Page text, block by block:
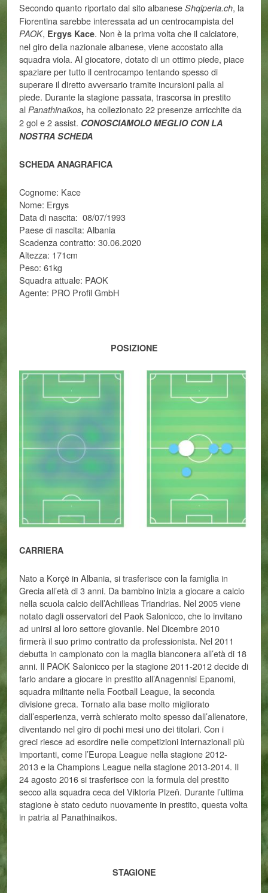
Secondo quanto riportato dal sito albaneseShqiperia.ch, la
Fiorentina sarebbe interessata ad un centrocampista del
PAOK, Ergys Kace. Non è la prima volta che il calciatore,
nel giro della nazionale albanese, viene accostato alla
squadra viola. Al giocatore, dotato di un ottimo piede, piace
spaziare per tutto il centrocampo tentando spesso di
superare il diretto avversario tramite incursioni palla al
piede. Durante la stagione passata, trascorsa in prestito
al Panathinaikos, ha collezionato 22 presenze arricchite da
2 gol e 2 assist. CONOSCIAMOLO MEGLIO CON LA
NOSTRA SCHEDA
SCHEDA ANAGRAFICA
Cognome: Kace
Nome: Ergys
Data di nascita: 08/07/1993
Paese di nascita: Albania
Scadenza contratto: 30.06.2020
Altezza: 171cm
Peso: 61kg
Squadra attuale: PAOK
Agente: PRO Profil GmbH
POSIZIONE
CARRIERA
Nato a Korçë in Albania, si trasferisce con la famiglia in
Grecia all’età di 3 anni. Da bambino inizia a giocare a calcio
nella scuola calcio dell’Achilleas Triandrias. Nel 2005 viene
notato dagli osservatori del Paok Salonicco, che lo invitano
ad unirsi al loro settore giovanile. Nel Dicembre 2010
firmerà il suo primo contratto da professionista. Nel 2011
debutta in campionato con la maglia bianconera all’età di 18
anni. Il PAOK Salonicco per la stagione 2011-2012 decide di
farlo andare a giocare in prestito all’Anagennisi Epanomi,
squadra militante nella Football League, la seconda
divisione greca. Tornato alla base molto migliorato
dall’esperienza, verrà schierato molto spesso dall’allenatore,
diventando nel giro di pochi mesi uno dei titolari. Con i
greci riesce ad esordire nelle competizioni internazionali più
importanti, come l’Europa League nella stagione 2012-
2013 e la Champions League nella stagione 2013-2014. Il
24 agosto 2016 si trasferisce con la formula del prestito
secco alla squadra ceca del Viktoria Plzeň. Durante l’ultima
stagione è stato ceduto nuovamente in prestito, questa volta
in patria al Panathinaikos.
STAGIONE